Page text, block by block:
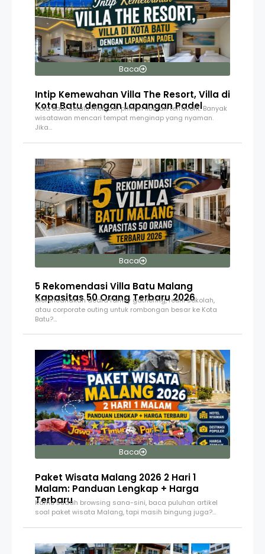
Baca
Intip Kemewahan Villa The Resort, Villa di
Kota Batu dengan Lapangan Padel
Kota Batu selalu menjadi pilihan liburan terfavorit. Banyak
wisatawan mencari tempat menginap yang nyaman.
Jika…
Baca
5 Rekomendasi Villa Batu Malang
Kapasitas 50 Orang Terbaru 2026
Merencanakan acara family gathering, reuni sekolah,
atau corporate outing untuk rombongan besar ke Kota
Batu?…
Baca
Paket Wisata Malang 2026 2 Hari 1
Malam: Panduan Lengkap + Harga
Terbaru
Kamu sudah browsing sana-sini, baca puluhan artikel
soal paket wisata Malang, tapi masih bingung juga?…